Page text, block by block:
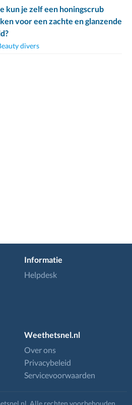
kun je zelf een honingscrub
voor een zachte en glanzende
divers
Informatie
Helpdesk
Weethetsnel.nl
Over ons
Privacybeleid
Servicevoorwaarden